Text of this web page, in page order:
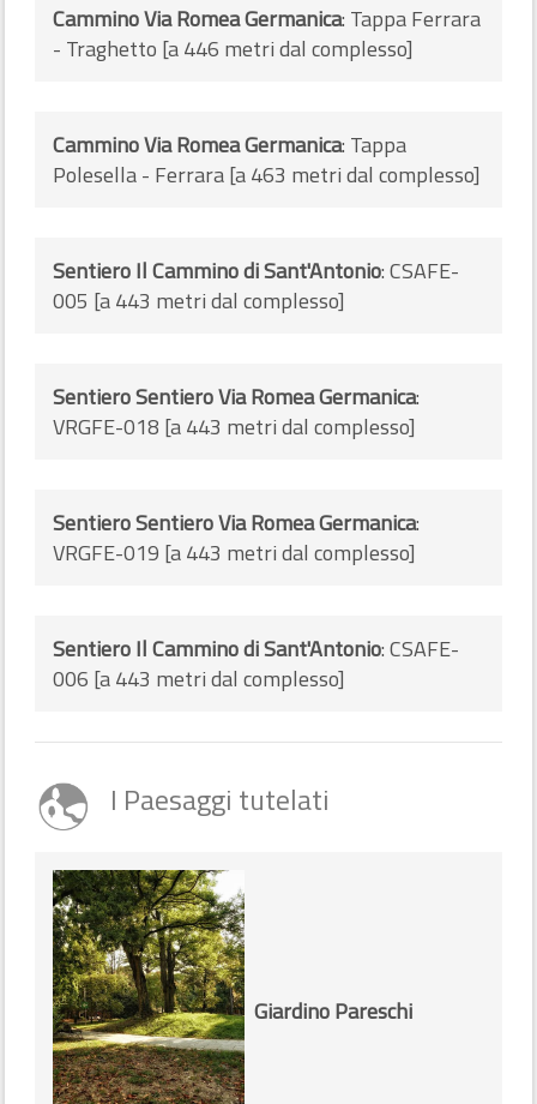
Cammino Via Romea Germanica: Tappa Ferrara
- Traghetto [a 446 metri dal complesso]
Cammino Via Romea Germanica: Tappa
Polesella - Ferrara [a 463 metri dal complesso]
Sentiero Il Cammino di Sant'Antonio: CSAFE-
005 [a 443 metri dal complesso]
Sentiero Sentiero Via Romea Germanica:
VRGFE-018 [a 443 metri dal complesso]
Sentiero Sentiero Via Romea Germanica:
VRGFE-019 [a 443 metri dal complesso]
Sentiero Il Cammino di Sant'Antonio: CSAFE-
006 [a 443 metri dal complesso]
I Paesaggi tutelati
Giardino Pareschi